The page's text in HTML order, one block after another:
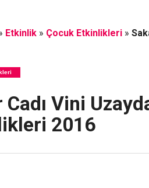
Etkinlik» Çocuk Etkinlikleri»
Cadı Vini
2016